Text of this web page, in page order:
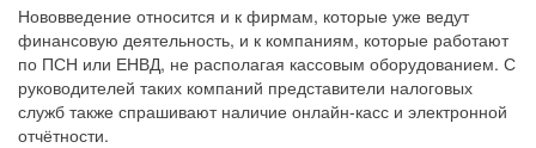
Нововведение относится и к фирмам, которые уже ведут
финансовую деятельность, и к компаниям, которые работают
по ПСН или ЕНВД, не располагая кассовым оборудованием. С
руководителей таких компаний представители налоговых
служб также спрашивают наличие онлайн-касс и электронной
отчётности.